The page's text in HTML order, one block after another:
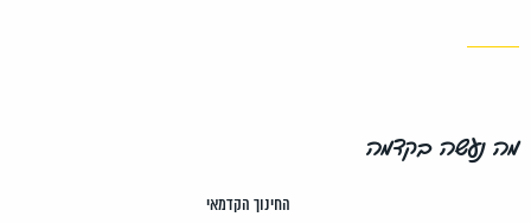
מה נעשה בקדמה
החינוך הקדמאי